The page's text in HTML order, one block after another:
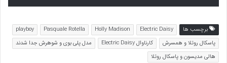
برچسب ها Electric Daisy
Holly Madison
Pasquale Rotella
playboy
پاسکال روتلا و همسرش
کارناوال Electric Daisy
مدل پلی بوی و شوهرش جدا شدند
هالی مدیسون و پاسکال روتلا